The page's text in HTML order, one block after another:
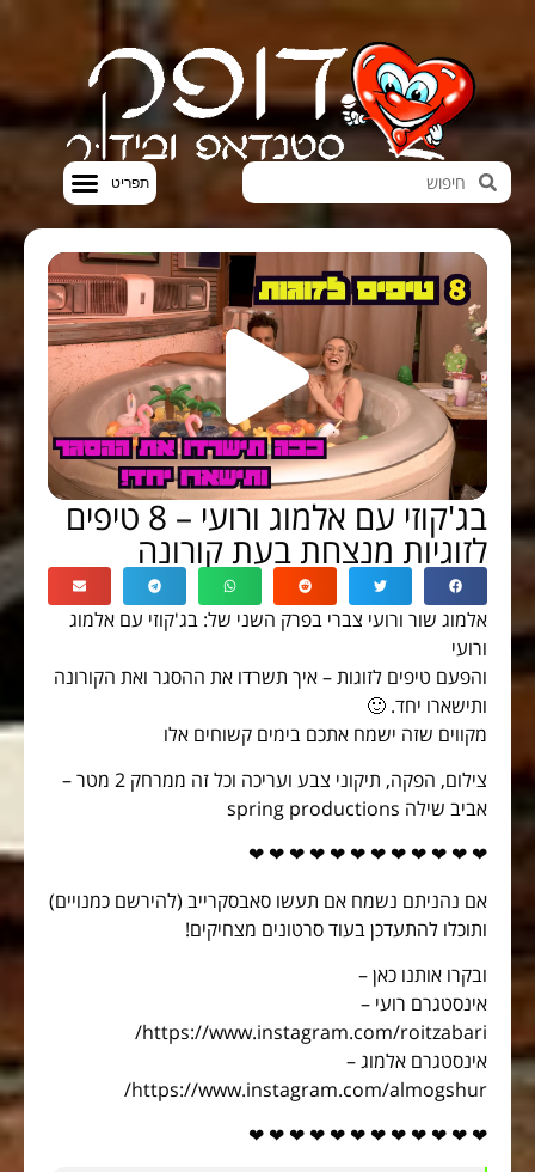
בג'קוזי עם אלמוג ורועי – 8 טיפים
לזוגיות מנצחת בעת קורונה
אלמוג שור ורועי צברי בפרק השני של: בג'קוזי עם אלמוג
ורועי
והפעם טיפים לזוגות – איך תשרדו את ההסגר ואת הקורונה
ותישארו יחד. 🙂
מקווים שזה ישמח אתכם בימים קשוחים אלו
צילום, הפקה, תיקוני צבע ועריכה וכל זה ממרחק 2 מטר –
אביב שילה spring productions
❤ ❤ ❤ ❤ ❤ ❤ ❤ ❤ ❤ ❤ ❤ ❤
אם נהניתם נשמח אם תעשו סאבסקרייב (להירשם כמנויים)
ותוכלו להתעדכן בעוד סרטונים מצחיקים!
ובקרו אותנו כאן –
אינסטגרם רועי –
https://www.instagram.com/roitzabari/
אינסטגרם אלמוג –
https://www.instagram.com/almogshur/
❤ ❤ ❤ ❤ ❤ ❤ ❤ ❤ ❤ ❤ ❤ ❤